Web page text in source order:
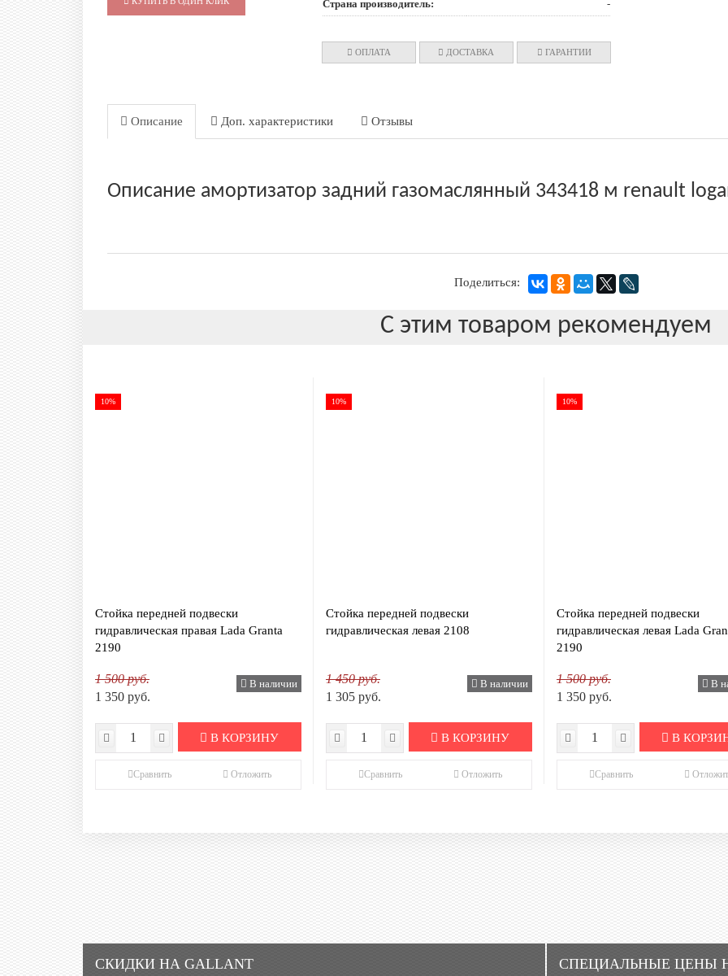
Страна производитель:
-
ОПЛАТА ДОСТАВКА ГАРАНТИИ
Описание Доп. характеристики Отзывы
Описание амортизатор задний газомаслянный 343418 м renault
Поделиться:
С этим товаром рекомендуем
10%
Стойка передней подвески
гидравлическая правая Lada Granta
2190
1 500 руб.
1 350 руб.
В наличии
В КОРЗИНУ
Сравнить Отложить
10%
Стойка передней подвески
гидравлическая левая 2108
1 450 руб.
1 305 руб.
В наличии
В КОРЗИНУ
Сравнить Отложить
10%
Стойка передней подвески
гидравлическая левая Lada
2190
1 500 руб.
1 350 руб.
В
В
Сравнить
СКИДКИ НА GALLANT CПЕЦИАЛЬНЫЕ ЦЕНЫ